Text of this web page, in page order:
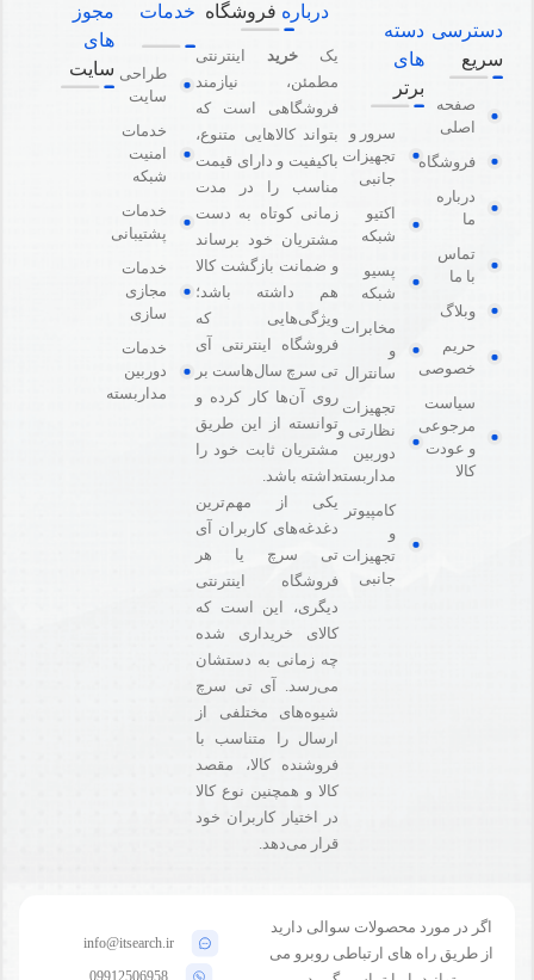
دسترسی
سریع
صفحه
اصلی
فروشگاه
درباره
ما
تماس
با ما
وبلاگ
حریم
خصوصی
سیاست
مرجوعی
و عودت
کالا
دسته
های
برتر
سرور و
تجهیزات
جانبی
اکتیو
شبکه
پسیو
شبکه
مخابرات
و
سانترال
تجهیزات
نظارتی و
دوربین
مداربسته
کامپیوتر
و
تجهیزات
جانبی
درباره فروشگاه
یک خریداینترنتی
مطمئن، نیازمند
فروشگاهی است که
بتواند کالاهایی متنوع،
باکیفیت و دارای قیمت
مناسب را در مدت
زمانی کوتاه به دست
مشتریان خود برساند
و ضمانت بازگشت کالا
هم داشته باشد؛
ویژگی‌هایی که
فروشگاه اینترنتی آی
تی سرچ سال‌هاست بر
روی آن‌ها کار کرده و
توانسته از این طریق
مشتریان ثابت خود را
داشته باشد.
یکی از مهم‌ترین
دغدغه‌های کاربران آی
تی سرچ یا هر
فروشگاه‌ اینترنتی
دیگری، این است که
کالای خریداری شده
چه زمانی به دستشان
می‌رسد. آی تی سرچ
شیوه‌های مختلفی از
ارسال را متناسب با
فروشنده کالا،‌ مقصد
کالا و همچنین نوع کالا
در اختیار کاربران خود
قرار می‌دهد.
خدمات
طراحی
سایت
خدمات
امنیت
شبکه
خدمات
پشتیبانی
خدمات
مجازی
سازی
خدمات
دوربین
مداربسته
مجوز
های
سایت
اگر در مورد محصولات سوالی دارید
از طریق راه های ارتباطی روبرو می
info@itsearch.ir